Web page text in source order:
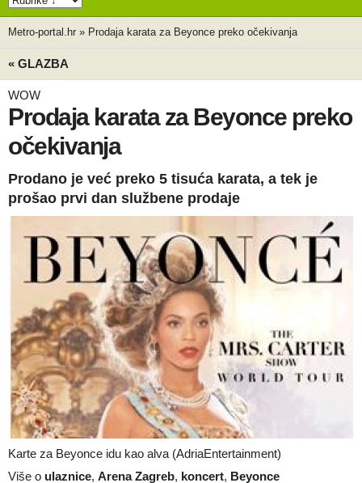
Metro-portal.hr » Prodaja karata za Beyonce preko očekivanja
« GLAZBA
WOW
Prodaja karata za Beyonce preko
očekivanja
Prodano je već preko 5 tisuća karata, a tek je
prošao prvi dan službene prodaje
Karte za Beyonce idu kao alva (AdriaEntertainment)
Više o ulaznice, Arena Zagreb, koncert, Beyonce